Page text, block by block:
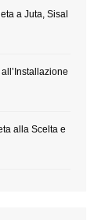
a Juta, Sisal
alla Scelta e